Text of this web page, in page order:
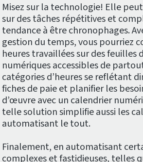
Misez sur la technologie! Elle
sur des tâches répétitives et
tendance à être chronophages.
gestion du temps, vous pourriez
heures travaillées sur des feuilles
numériques accessibles de
catégories d’heures se reflétant
fiches de paie et planifier les
d’œuvre avec un calendrier
telle solution simplifie aussi les
automatisant le tout.
Finalement, en automatisant
complexes et fastidieuses, telles